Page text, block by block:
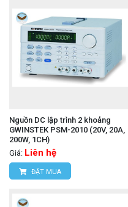
Nguồn DC lập trình 2 khoảng
GWINSTEK PSM-2010 (20V, 20A,
200W, 1CH)
Giá: Liên hệ
ĐẶT MUA